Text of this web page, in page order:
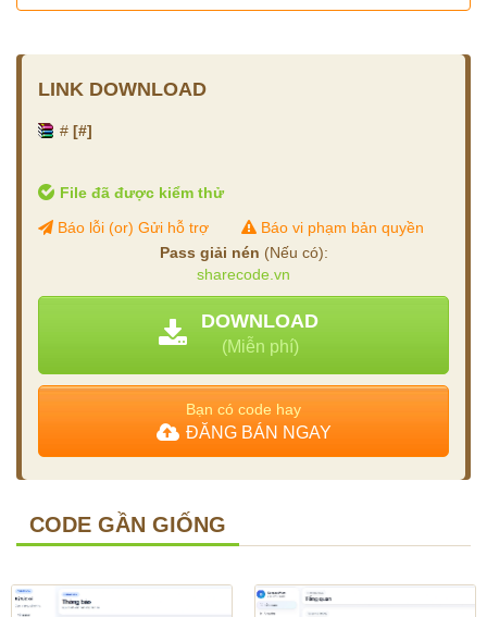
LINK DOWNLOAD
# [#]
File đã được kiểm thử
Báo lỗi (or) Gửi hỗ trợ
Báo vi phạm bản quyền
Pass giải nén (Nếu có):
sharecode.vn
DOWNLOAD
(Miễn phí)
Bạn có code hay
ĐĂNG BÁN NGAY
CODE GẦN GIỐNG